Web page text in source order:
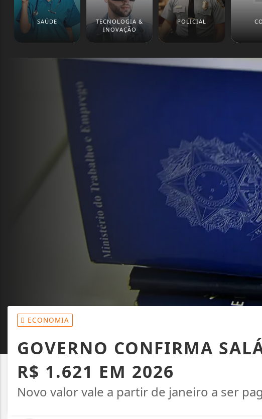
SAÚDE
TECNOLOGIA &
INOVAÇÃO
POLICIAL
ECONOMIA
GOVERNO CONFIRMA
R$ 1.621 EM 2026
Novo valor vale a partir de janeiro a ser